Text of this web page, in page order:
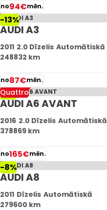
no94€mēn.
-13%
AUDI A3
2011 2.0 Dīzelis Automātiskā
248832 km
no87€mēn.
-6%
Quattro
AUDI A6 AVANT
2016 2.0 Dīzelis Automātiskā
378869 km
no165€mēn.
-8%
AUDI A8
2011 Dīzelis Automātiskā
279600 km